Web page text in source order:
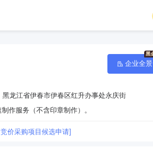
黑龙江省伊春市伊春区红升办事处永庆街
作服务（不含印章制作）。
价采购项目候选申请]
企业全景